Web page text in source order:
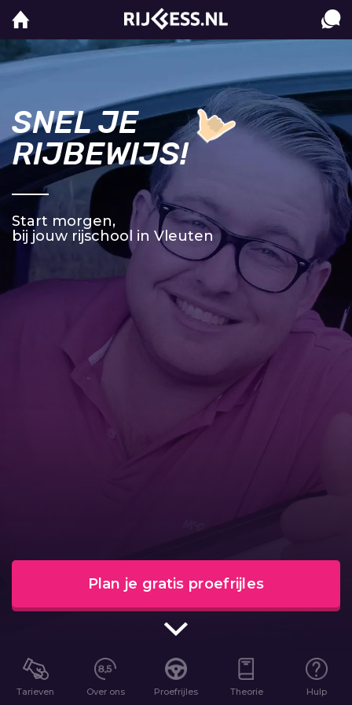
SNEL JE
RIJBEWIJS!
Start morgen,
bij jouw rijschool in Vleuten
Plan je gratis proefrijles
Tarieven Over ons Proefrijles Theorie Hulp